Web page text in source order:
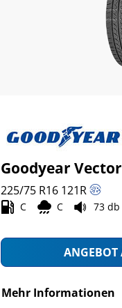
Goodyear
225/75 R16 121R
C C 73 db
ANGEBOT
Mehr Informationen